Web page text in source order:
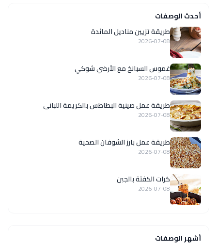
أحدث الوصفات
طريقة تزيين مناديل المائدة
2026-07-08
غموس السبانخ مع الأرضي شوكي
2026-07-08
طريقة عمل صينية البطاطس بالكريمة اللبانى
2026-07-08
طريقة عمل بارز الشوفان الصحية
2026-07-08
كرات الكفتة بالجبن
2026-07-08
أشهر الوصفات